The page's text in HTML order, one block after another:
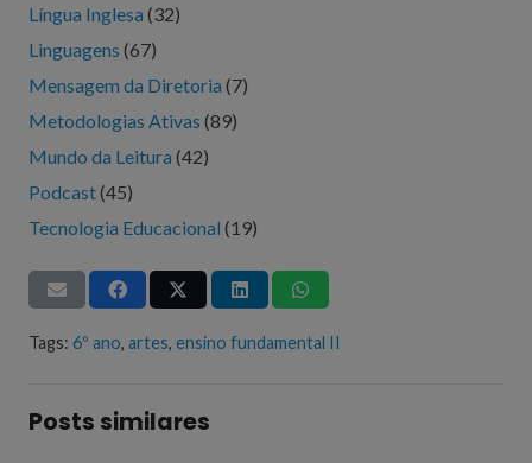
Língua Inglesa (32)
Linguagens (67)
Mensagem da Diretoria (7)
Metodologias Ativas (89)
Mundo da Leitura (42)
Podcast(45)
Tecnologia Educacional (19)
Tags: 6º ano, artes, ensino fundamental II
Posts similares